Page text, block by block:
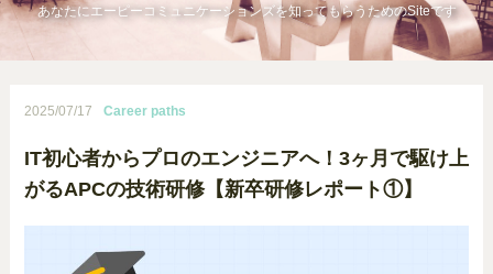
あなたにエーピーコミュニケーションズを知ってもらうためのSiteです
2025/07/17 Career paths
IT初心者からプロのエンジニアへ！3ヶ月で駆け上
がるAPCの技術研修【新卒研修レポート①】